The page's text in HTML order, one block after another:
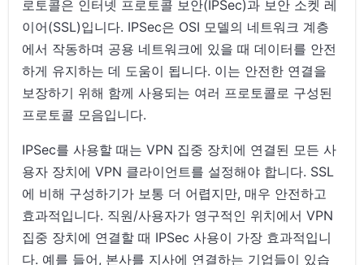
로토콜은 인터넷 프로토콜 보안(IPSec)과 보안 소켓 레
이어(SSL)입니다. IPSec은 OSI 모델의 네트워크 계층
에서 작동하며 공용 네트워크에 있을 때 데이터를 안전
하게 유지하는 데 도움이 됩니다. 이는 안전한 연결을
보장하기 위해 함께 사용되는 여러 프로토콜로 구성된
프로토콜 모음입니다.
IPSec를 사용할 때는 VPN 집중 장치에 연결된 모든 사
용자 장치에 VPN 클라이언트를 설정해야 합니다. SSL
에 비해 구성하기가 보통 더 어렵지만, 매우 안전하고
효과적입니다. 직원/사용자가 영구적인 위치에서 VPN
집중 장치에 연결할 때 IPSec 사용이 가장 효과적입니
다. 예를 들어, 본사를 지사에 연결하는 기업들이 있습